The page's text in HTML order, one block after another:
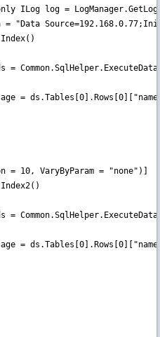
ILog log =
= "Data
=
=
= 10, VaryByParam = "none")]
=
=